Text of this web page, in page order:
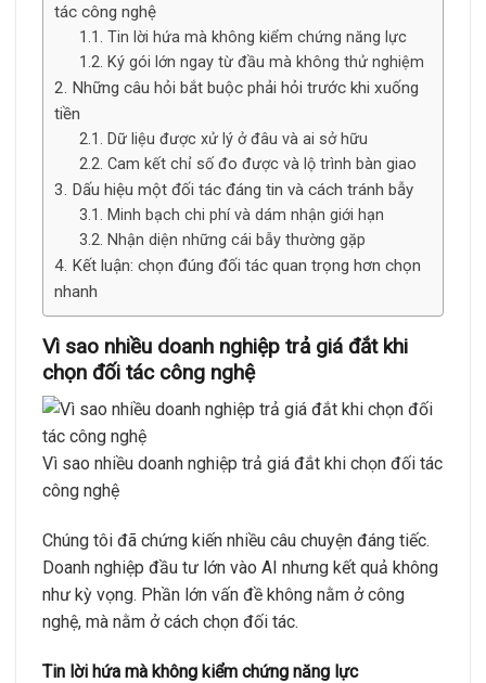
tác công nghệ
Tin lời hứa mà không kiểm chứng năng lực
Ký gói lớn ngay từ đầu mà không thử nghiệm
Những câu hỏi bắt buộc phải hỏi trước khi xuống
tiền
Dữ liệu được xử lý ở đâu và ai sở hữu
Cam kết chỉ số đo được và lộ trình bàn giao
Dấu hiệu một đối tác đáng tin và cách tránh bẫy
Minh bạch chi phí và dám nhận giới hạn
Nhận diện những cái bẫy thường gặp
Kết luận: chọn đúng đối tác quan trọng hơn chọn
nhanh
Vì sao nhiều doanh nghiệp trả giá đắt khi
chọn đối tác công nghệ
Vì sao nhiều doanh nghiệp trả giá đắt khi chọn đối tác
công nghệ
Chúng tôi đã chứng kiến nhiều câu chuyện đáng tiếc.
Doanh nghiệp đầu tư lớn vào AI nhưng kết quả không
như kỳ vọng. Phần lớn vấn đề không nằm ở công
nghệ, mà nằm ở cách chọn đối tác.
Tin lời hứa mà không kiểm chứng năng lực